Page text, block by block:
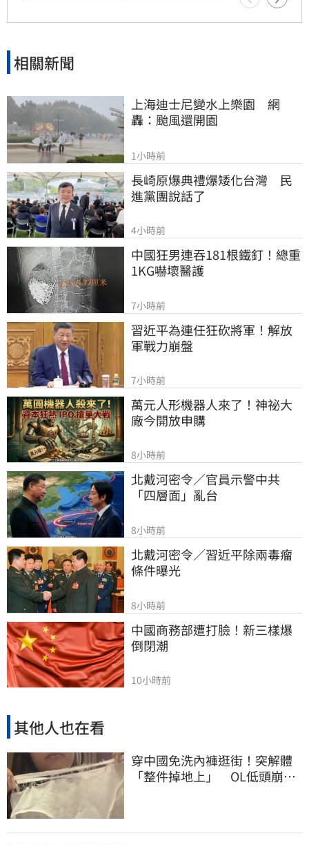
相關新聞
上海迪士尼變水上樂園　網
轟：颱風還開園
1小時前
長崎原爆典禮爆矮化台灣　民
進黨團說話了
4小時前
中國狂男連吞181根鐵釘！總重
1KG嚇壞醫護
7小時前
習近平為連任狂砍將軍！解放
軍戰力崩盤
7小時前
萬元人形機器人來了！神祕大
廠今開放申購
8小時前
北戴河密令／官員示警中共
「四層面」亂台
8小時前
北戴河密令／習近平除兩毒瘤
條件曝光
8小時前
中國商務部遭打臉！新三樣爆
倒閉潮
10小時前
其他人也在看
穿中國免洗內褲逛街！突解體
「整件掉地上」 OL低頭崩